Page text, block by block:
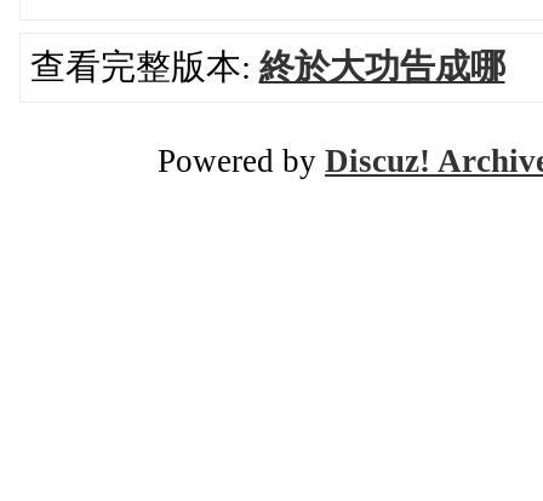
查看完整版本: 終於大功告成哪
Powered by Discuz!